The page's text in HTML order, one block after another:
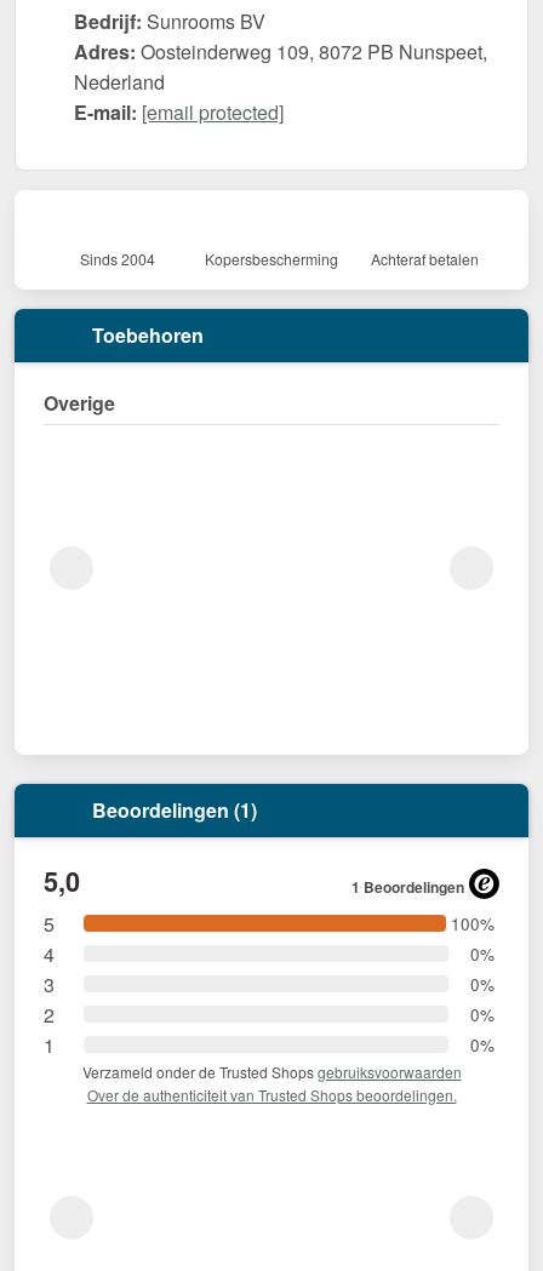
Bedrijf: Sunrooms BV
Adres: Oosteinderweg 109, 8072 PB Nunspeet,
Nederland
E-mail: [email protected]
Sinds 2004 Kopersbescherming Achteraf betalen
Toebehoren
Overige
Beoordelingen (1)
5,0 1 Beoordelingen
5 100%
4 0%
3 0%
2 0%
1 0%
Verzameld onder de Trusted Shopsgebruiksvoorwaarden
Over de authenticiteit van Trusted Shops beoordelingen.